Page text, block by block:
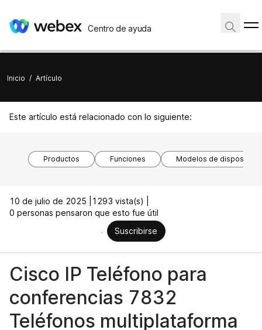
Centro de ayuda
Inicio / Artículo
Este artículo está relacionado con lo siguiente:
Productos Funciones Modelos de dispositivos
10 de julio de 2025 |
1293 vista(s) |
0 personas pensaron que esto fue útil
Suscribirse
Cisco IP Teléfono para
conferencias 7832
Teléfonos multiplataforma